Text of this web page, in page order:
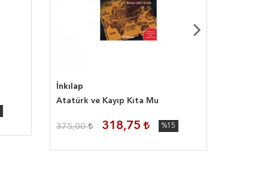
İnkılap
Atatürk ve Kayıp Kıta Mu
375,00 318,75 %15